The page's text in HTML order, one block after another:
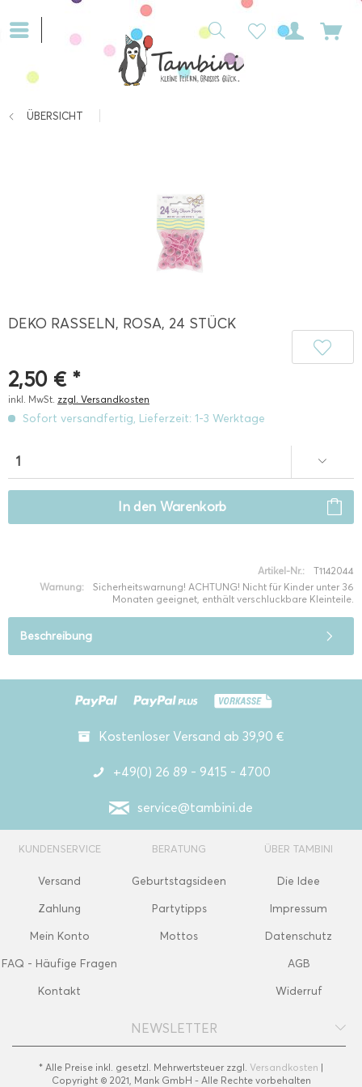
ÜBERSICHT
DEKO RASSELN, ROSA, 24 STÜCK
2,50 € *
inkl. MwSt. zzgl. Versandkosten
Sofort versandfertig, Lieferzeit: 1-3 Werktage
In den Warenkorb
Artikel-Nr.:
T1142044
Warnung:
Sicherheitswarnung! ACHTUNG! Nicht für Kinder unter 36
Monaten geeignet, enthält verschluckbare Kleinteile.
Beschreibung
Kostenloser Versand ab 39,90 €
+49(0) 26 89 - 9415 - 4700
service@tambini.de
KUNDENSERVICE
Versand
Zahlung
Mein Konto
FAQ - Häufige Fragen
Kontakt
BERATUNG
Geburtstagsideen
Partytipps
Mottos
ÜBER TAMBINI
Die Idee
Impressum
Datenschutz
AGB
Widerruf
NEWSLETTER
* Alle Preise inkl. gesetzl. Mehrwertsteuer zzgl. Versandkosten |
Copyright © 2021, Mank GmbH - Alle Rechte vorbehalten